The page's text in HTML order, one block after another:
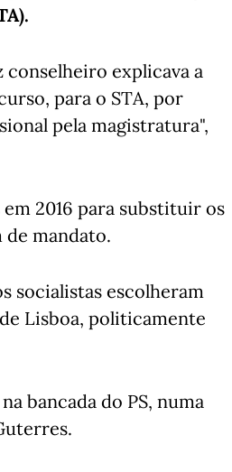
conselheiro explicava a
para o STA, por
pela magistratura",
2016 para substituir os
mandato.
socialistas escolheram
Lisboa, politicamente
bancada do PS, numa